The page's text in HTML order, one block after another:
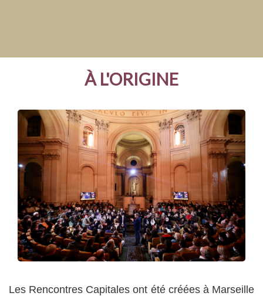
À L'ORIGINE
Les Rencontres Capitales ont été créées à Marseille